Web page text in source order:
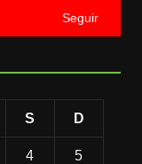
Seguir
S D
4 5